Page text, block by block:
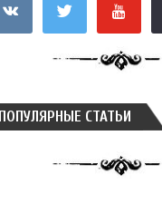
ПОПУЛЯРНЫЕ СТАТЬИ